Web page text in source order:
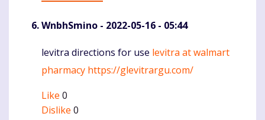
WnbhSmino - 2022-05-16 - 05:44
Komentaras
levitra directions for use levitra at walmart
pharmacy https://glevitrargu.com/
Like 0
Dislike 0